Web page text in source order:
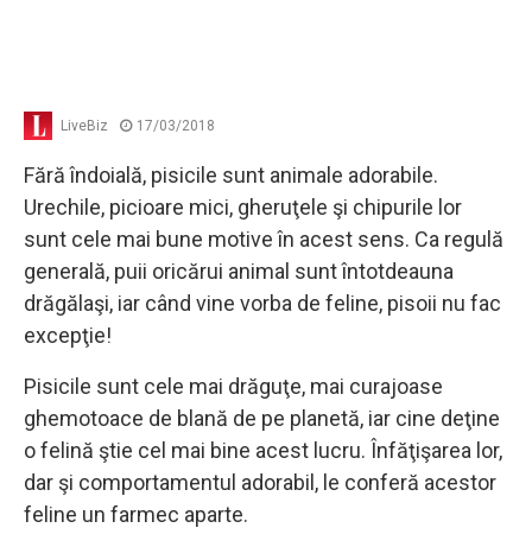
LiveBiz 17/03/2018
Fără îndoială, pisicile sunt animale adorabile.
Urechile, picioare mici, gheruţele şi chipurile lor
sunt cele mai bune motive în acest sens. Ca regulă
generală, puii oricărui animal sunt întotdeauna
drăgălaşi, iar când vine vorba de feline, pisoii nu fac
excepţie!
Pisicile sunt cele mai drăguţe, mai curajoase
ghemotoace de blană de pe planetă, iar cine deţine
o felină ştie cel mai bine acest lucru. Înfăţişarea lor,
dar şi comportamentul adorabil, le conferă acestor
feline un farmec aparte.